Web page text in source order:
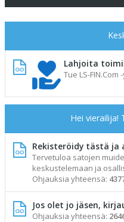
Lahjoita
Tue LS-
Hei vierailija!
Rekisteröidy tästä ja
Tervetuloa satojen
keskustelemaan ja
Ohjauksia yhteensä:
Jos olet jo jäsen,
Ohjauksia yhteensä: